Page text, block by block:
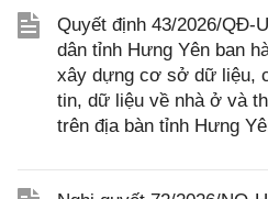
Quyết định 43/2026/QĐ-
dân tỉnh Hưng Yên ban
xây dựng cơ sở dữ liệu,
tin, dữ liệu về nhà ở và
trên địa bàn tỉnh Hưng